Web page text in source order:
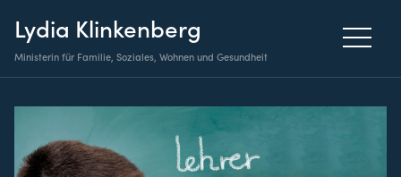
Lydia Klinkenberg
Ministerin für Familie, Soziales, Wohnen und Gesundheit